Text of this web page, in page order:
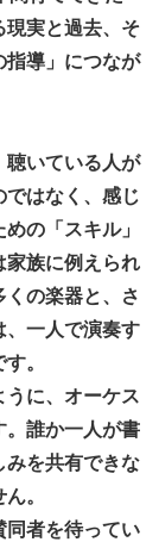
現実と過去、そ
指導」につなが
聴いている人が
ではなく、感じ
の「スキル」
家族に例えられ
くの楽器と、さ
、一人で演奏す
。
うに、オーケス
。誰か一人が書
みを共有できな
。
者を待ってい